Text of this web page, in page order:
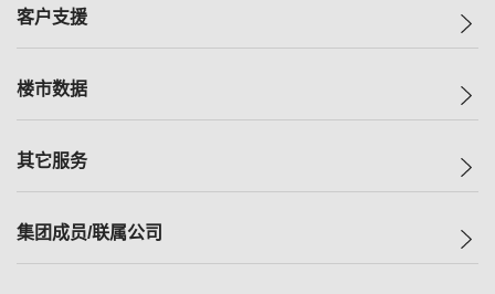
人才招募
一手新房
减价
美联豪宅
独家楼盘
租房
客户支援
自助放盘
查询热线
按揭计算机
负担能力计算机
楼市数据
指数
历史成交
其它服务
小区专页
集团成员/联属公司